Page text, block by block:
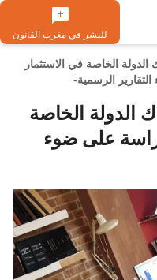
للنشر في مغرب القانون
الخاصة في الاستثمار
الرسمية-
الدولة الخاصة
على ضوء